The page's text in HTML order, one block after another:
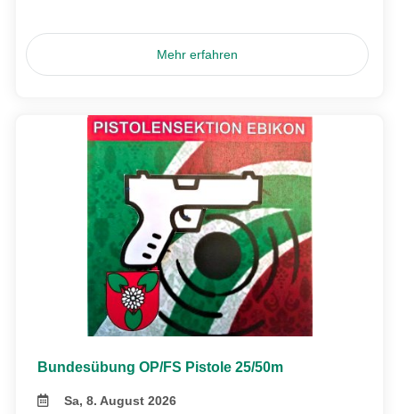
Mehr erfahren
Bundesübung OP/FS Pistole 25/50m
Sa, 8. August 2026